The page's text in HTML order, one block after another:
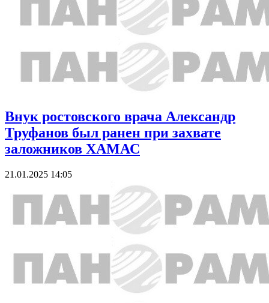
Внук ростовского врача Александр
Труфанов был ранен при захвате
заложников ХАМАС
21.01.2025 14:05